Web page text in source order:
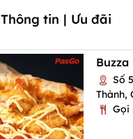
Thông tin | Ưu đãi
Số
Thành,
Gọi